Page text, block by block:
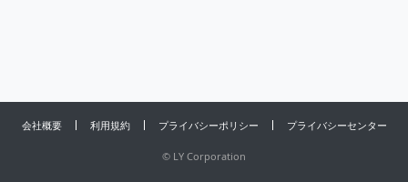
会社概要 利用規約 プライバシーポリシー プライバシーセンター
© LY Corporation